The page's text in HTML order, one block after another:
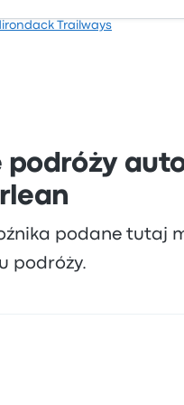
Trailways
podane tutaj
podróży.